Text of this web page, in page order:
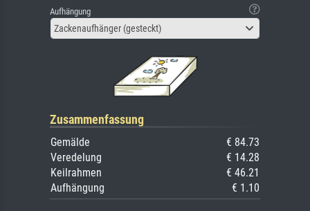
Aufhängung
Zackenaufhänger (gesteckt)
Zusammenfassung
Gemälde
€ 84.73
Veredelung
€ 14.28
Keilrahmen
€ 46.21
Aufhängung
€ 1.10